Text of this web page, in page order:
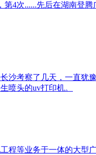
4次......先后在湖南登腾
沙考察了几天，一直犹
喷头的uv打印机。
程等业务于一体的大型